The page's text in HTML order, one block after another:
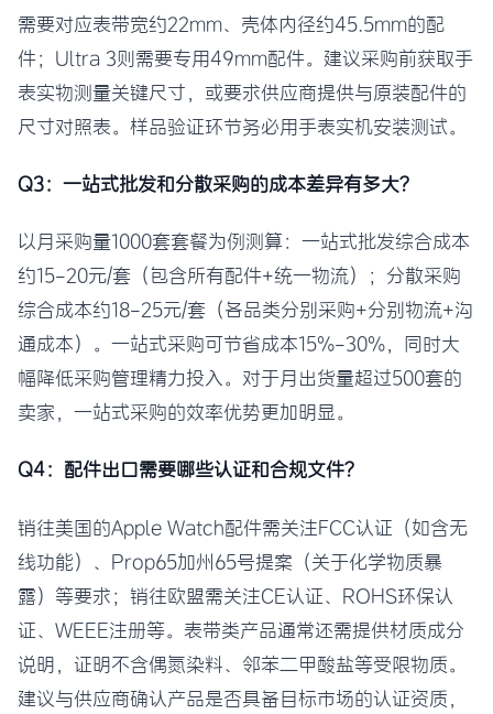
需要对应表带宽约22mm、壳体内径约45.5mm的配
件；Ultra 3则需要专用49mm配件。建议采购前获取手
表实物测量关键尺寸，或要求供应商提供与原装配件的
尺寸对照表。样品验证环节务必用手表实机安装测试。
Q3：一站式批发和分散采购的成本差异有多大？
以月采购量1000套套餐为例测算：一站式批发综合成本
约15-20元/套（包含所有配件+统一物流）；分散采购
综合成本约18-25元/套（各品类分别采购+分别物流+沟
通成本）。一站式采购可节省成本15%-30%，同时大
幅降低采购管理精力投入。对于月出货量超过500套的
卖家，一站式采购的效率优势更加明显。
Q4：配件出口需要哪些认证和合规文件？
销往美国的Apple Watch配件需关注FCC认证（如含无
线功能）、Prop65加州65号提案（关于化学物质暴
露）等要求；销往欧盟需关注CE认证、ROHS环保认
证、WEEE注册等。表带类产品通常还需提供材质成分
说明，证明不含偶氮染料、邻苯二甲酸盐等受限物质。
建议与供应商确认产品是否具备目标市场的认证资质，